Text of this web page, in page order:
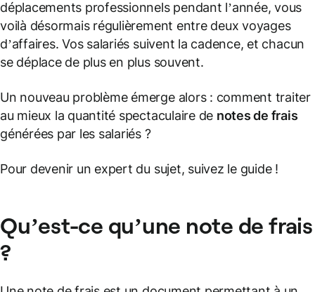
déplacements professionnels pendant l’année, vous
voilà désormais régulièrement entre deux voyages
d’affaires. Vos salariés suivent la cadence, et chacun
se déplace de plus en plus souvent.
Un nouveau problème émerge alors : comment traiter
au mieux la quantité spectaculaire de notes de frais
générées par les salariés ?
Pour devenir un expert du sujet, suivez le guide !
Qu’est-ce qu’une note de frais
?